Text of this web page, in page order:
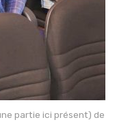
partie ici présent) de